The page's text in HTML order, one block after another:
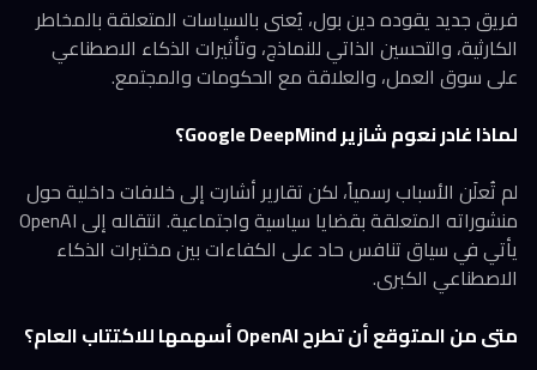
فريق جديد يقوده دين بول، يُعنى بالسياسات المتعلقة بالمخاطر
الكارثية، والتحسين الذاتي للنماذج، وتأثيرات الذكاء الاصطناعي
على سوق العمل، والعلاقة مع الحكومات والمجتمع.
لماذا غادر نعوم شازير Google DeepMind؟
لم تُعلَن الأسباب رسمياً، لكن تقارير أشارت إلى خلافات داخلية حول
منشوراته المتعلقة بقضايا سياسية واجتماعية. انتقاله إلى OpenAI
يأتي في سياق تنافس حاد على الكفاءات بين مختبرات الذكاء
الاصطناعي الكبرى.
متى من المتوقع أن تطرح OpenAI أسهمها للاكتتاب العام؟